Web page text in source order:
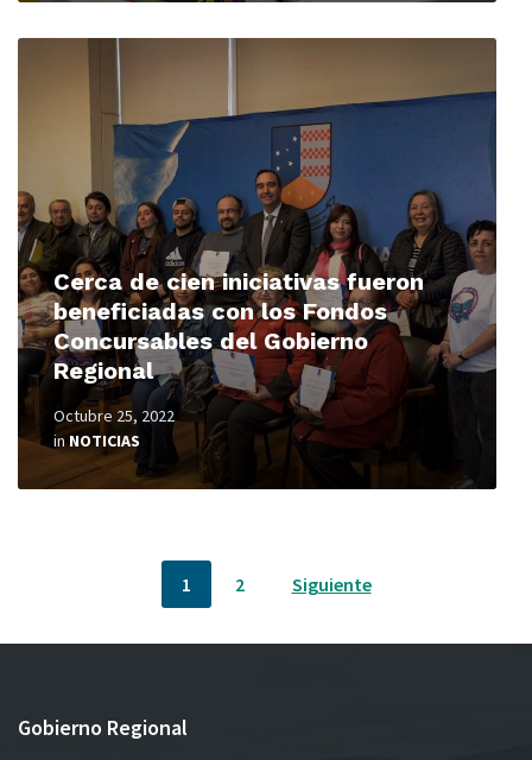
Cerca de cien iniciativas fueron
beneficiadas con los Fondos
Concursables del Gobierno
Regional
Octubre 25, 2022
in NOTICIAS
Read
Paginación
1 2 Siguiente
Gobierno Regional